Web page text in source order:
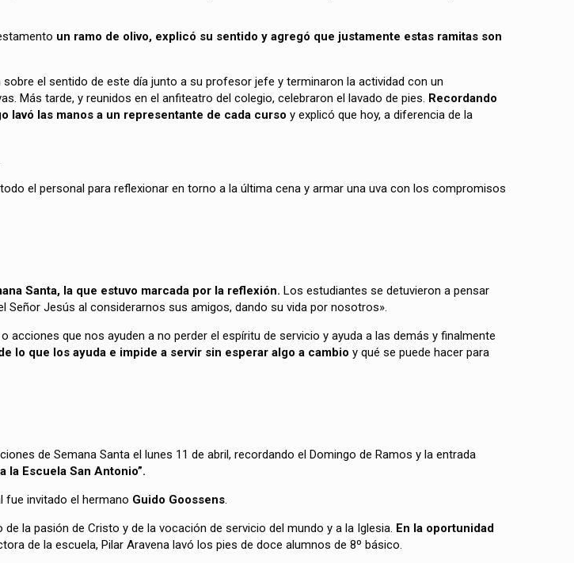
un ramo de olivo, explicó su sentido y agregó que justamente estas ramitas son
el sentido de este día junto a su profesor jefe y terminaron la actividad con un
Más tarde, y reunidos en el anfiteatro del colegio, celebraron el lavado de pies. Recordando
lavó las manos a un representante de cada curso y explicó que hoy, a diferencia de la
el personal para reflexionar en torno a la última cena y armar una uva con los compromisos
Santa, la que estuvo marcada por la reflexión. Los estudiantes se detuvieron a pensar
Señor Jesús al considerarnos sus amigos, dando su vida por nosotros».
que nos ayuden a no perder el espíritu de servicio y ayuda a las demás y finalmente
lo que los ayuda e impide a servir sin esperar algo a cambio y qué se puede hacer para
de Semana Santa el lunes 11 de abril, recordando el Domingo de Ramos y la entrada
la Escuela San Antonio”.
fue invitado el hermano Guido Goossens.
la pasión de Cristo y de la vocación de servicio del mundo y a la Iglesia. En la oportunidad
de la escuela, Pilar Aravena lavó los pies de doce alumnos de 8º básico.